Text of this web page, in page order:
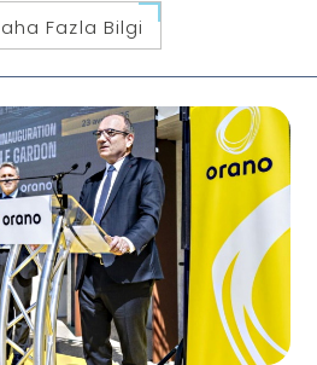
Fazla Bilgi